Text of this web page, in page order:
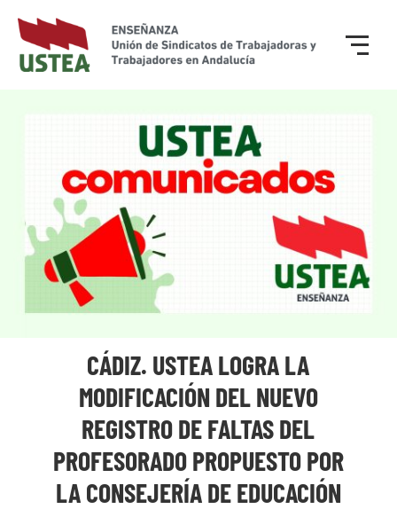
CÁDIZ. USTEA LOGRA LA
MODIFICACIÓN DEL NUEVO
REGISTRO DE FALTAS DEL
PROFESORADO PROPUESTO POR
LA CONSEJERÍA DE EDUCACIÓN